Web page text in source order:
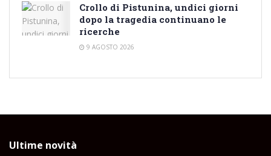
Crollo di Pistunina, undici giorni
dopo la tragedia continuano le
ricerche
9 AGOSTO 2026
Ultime novità